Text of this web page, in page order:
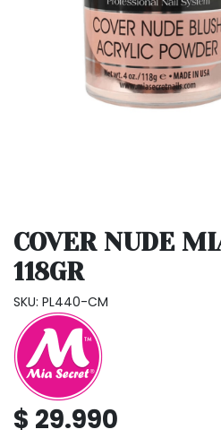
COVER NUDE
118GR
SKU: PL440-CM
$ 29.990